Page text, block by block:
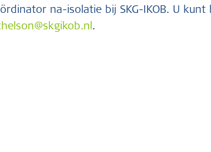
na-isolatie bij SKG-IKOB. U kunt
.